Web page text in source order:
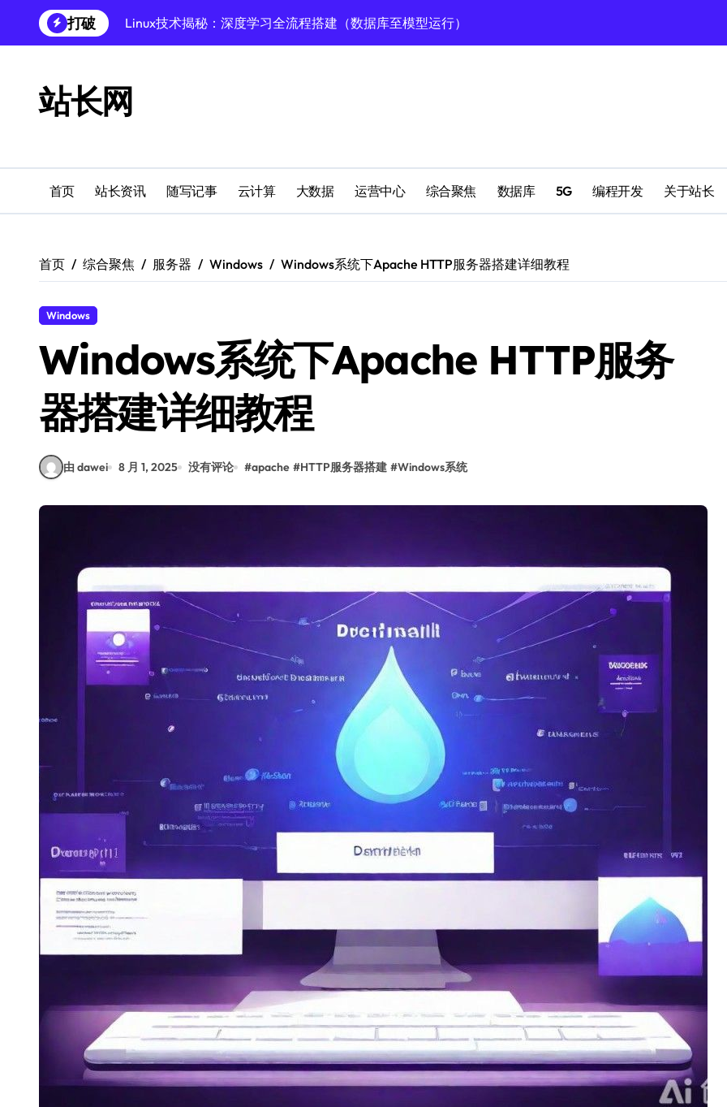
到
打破
Linux技术揭秘：深度学习全流程搭建（数据库至模型运行）
Linux数据库速搭秘籍：科技赋能项目稳定运行全攻略
创业者必学：Windows运行库高效搭建指南
Windows下PHP开发环境高效配置秘籍
跨界融合下站长云安全防护新策略
外闻洞察促融合，科技赋能站长运营
站长网
首页 站长资讯 随写记事 云计算 大数据 运营中心 综合聚焦 数据库 5G 编程开发 关于站长
首页 综合聚焦 服务器 Windows Windows系统下Apache HTTP服务器搭建详细教程
Windows
Windows系统下Apache HTTP服务
器搭建详细教程
由 dawei 8 月 1, 2025 没有评论 #apache #HTTP服务器搭建 #Windows系统